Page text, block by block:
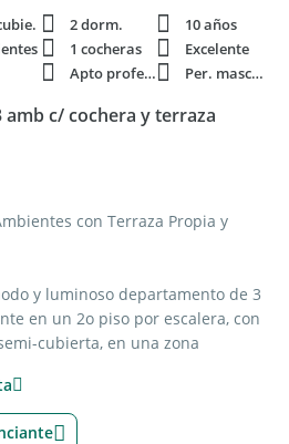
2 dorm.
10 años
1 cocheras
Excelente
Apto profesi. Per. mascota
c/ cochera y terraza
con Terraza Propia y
y luminoso departamento de 3
en un 2o piso por escalera, con
cubierta, en una zona